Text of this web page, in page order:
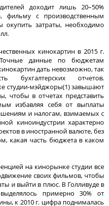
доходит лишь 20–50%
фильму с производственным
затраты, необходимо
кинокартин в 2015 г.
данные по бюджетам
дать невозможно, так
бухгалтерских отчетов.
студии-мэйджоры(1) завышают
чтобы в отчетах представить
избавляя себя от выплаты
и налогам, взимаемых с
киноиндустрии характерно
в иностранной валюте, без
какая часть бюджета в каком
на кинорынке студии все
своих фильмов, чтобы
и выйти в плюс. В Голливуде в
примерно 30% от
к 2010 г. цифра поднималась